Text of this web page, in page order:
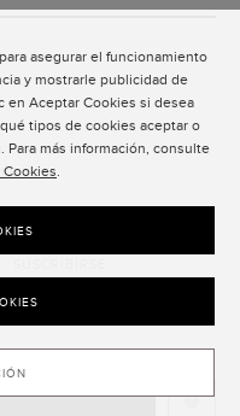
asegurar el funcionamiento
y mostrarle publicidad de
en Aceptar Cookies si desea
tipos de cookies aceptar o
más información, consulte
Cookies.